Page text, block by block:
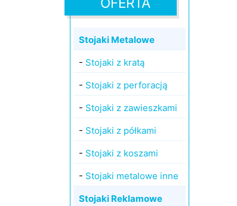
Stojaki Metalowe
- Stojaki z kratą
- Stojaki z perforacją
- Stojaki z zawieszkami
- Stojaki z półkami
- Stojaki z koszami
- Stojaki metalowe inne
Stojaki Reklamowe